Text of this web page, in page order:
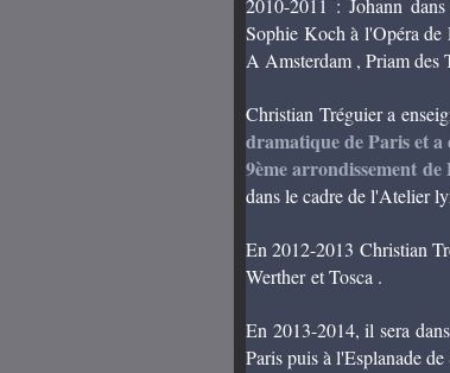
2010-2011 : Johann
Sophie Koch à l'Opéra
A Amsterdam , Priam
Christian Tréguier a
dramatique de Paris et a
9ème arrondissement de
dans le cadre de l'Atelier
En 2012-2013 Christian
Werther et Tosca .
En 2013-2014, il sera
Paris puis à l'Esplanade